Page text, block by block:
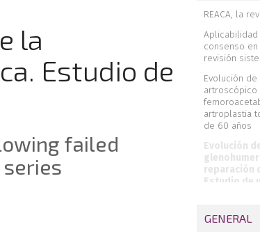
la
Estudio de
failed
REACA, la
consenso
revisión
Evolución
artroscópico
artroplastia
de 60 años
Evolución
reparación
Estudio de
quirúrgico
tobillo
GENERAL